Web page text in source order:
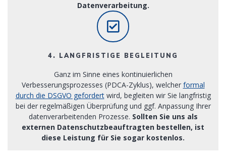
Datenverarbeitung.
4. LANGFRISTIGE BEGLEITUNG
Ganz im Sinne eines kontinuierlichen
Verbesserungsprozesses (PDCA-Zyklus), welcher formal
durch die DSGVO gefordertwird, begleiten wir Sie langfristig
bei der regelmäßigen Überprüfung und ggf. Anpassung Ihrer
datenverarbeitenden Prozesse. Sollten Sie uns als
externen Datenschutzbeauftragten bestellen, ist
diese Leistung für Sie sogar kostenlos.